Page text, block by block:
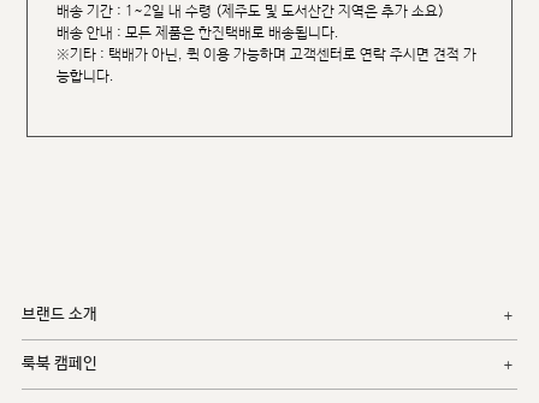
배송 기간 : 1~2일 내 수령 (제주도 및 도서산간 지역은 추가 소요)
배송 안내 : 모든 제품은 한진택배로 배송됩니다.
※기타 : 택배가 아닌, 퀵 이용 가능하며 고객센터로 연락 주시면 견적 가
능합니다.
브랜드 소개
룩북 캠페인